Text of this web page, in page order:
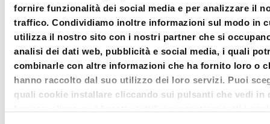
fornire funzionalità dei social media e per analizzare il
traffico. Condividiamo inoltre informazioni sul modo in
utilizza il nostro sito con i nostri partner che si
analisi dei dati web, pubblicità e social media, i quali
combinarle con altre informazioni che ha fornito loro o
hanno raccolto dal suo utilizzo dei loro servizi. Puoi
quali cookie installare cliccando sui pulsanti che vedi in
relatori, formulando al loro indirizzo
quesiti e/o sollevando questioni
mediante appositachat. Ilquestion
timesi svilupperà con il
coinvolgimento costante dei
componenti della Direzione